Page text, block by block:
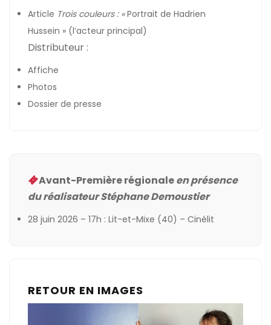
Article Trois couleurs : «Portrait de Hadrien
Hussein » (l’acteur principal)
Distributeur :
Affiche
Photos
Dossier de presse
Avant-Première régionaleen présence
du réalisateur Stéphane Demoustier
28 juin 2026 – 17h : Lit-et-Mixe (40) – Cinélit
RETOUR EN IMAGES